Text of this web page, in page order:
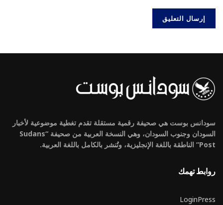
سودانس بوست هي صحيفة رقمية مستقلة تقدم تغطية موضوعية لأخبار
السودان وجنوب السودان، وهي النسخة العربية من صحيفة “Sudans
Post” الناطقة باللغة الإنجليزية، وتُنشر بالكامل باللغة العربية.
روابط تهمك
LoginPress